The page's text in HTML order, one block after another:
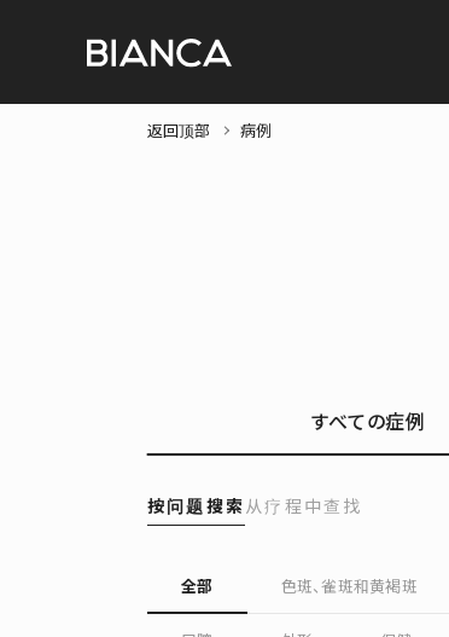
返回顶部 病例
すべての症例
按问题搜索从疗程中查找
全部 色斑、雀斑和黄褐斑